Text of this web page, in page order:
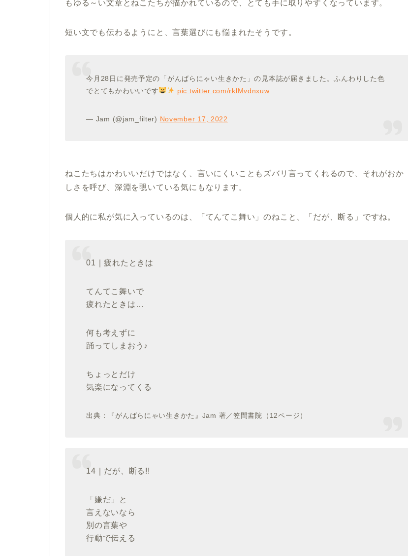
もゆる～い文章とねこたちが描かれているので、とても手に取りやすくなっています。
短い文でも伝わるようにと、言葉選びにも悩まれたそうです。
今月28日に発売予定の「がんばらにゃい生きかた」の見本誌が届きました。ふんわりした色
でとてもかわいいです
pic.twitter.com/rklMvdnxuw
— Jam (@jam_filter) November 17, 2022
ねこたちはかわいいだけではなく、言いにくいこともズバリ言ってくれるので、それがおか
しさを呼び、深淵を覗いている気にもなります。
個人的に私が気に入っているのは、「てんてこ舞い」のねこと、「だが、断る」ですね。
01｜疲れたときは
てんてこ舞いで
疲れたときは…
何も考えずに
踊ってしまおう♪
ちょっとだけ
気楽になってくる
出典：『がんばらにゃい生きかた』Jam 著／笠間書院（12ページ）
14｜だが、断る!!
「嫌だ」と
言えないなら
別の言葉や
行動で伝える